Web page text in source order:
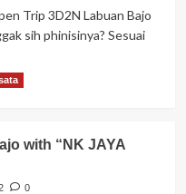
Trip 3D2N Labuan Bajo
sih phinisinya? Sesuai
with “NK JAYA
0